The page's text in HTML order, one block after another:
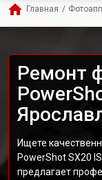
Главная /
Ремонт
Ищете
PowerShot SX20
предлагает